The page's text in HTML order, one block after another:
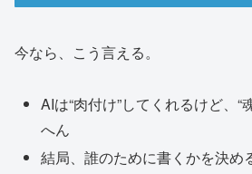
今なら、こう言える。
AIは“肉付け”してくれるけど、“
へん
結局、誰のために書くかを決め